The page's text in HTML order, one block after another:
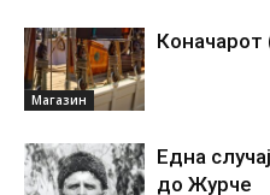
Магазин
Коначарот
Една
до Журче